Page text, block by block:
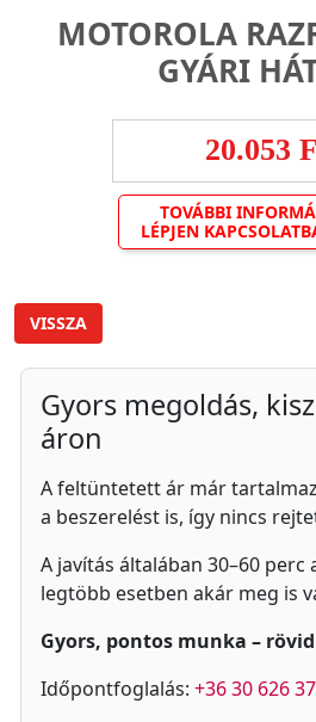
MOTOROLA
GYÁRI
20.053
TOVÁBBI
LÉPJEN
VISSZA
Gyors megoldás,
áron
A feltüntetett ár már
a beszerelést is, így nincs
A javítás általában 30–60 perc
legtöbb esetben akár meg is
Gyors, pontos munka –
Időpontfoglalás: +36 30 626